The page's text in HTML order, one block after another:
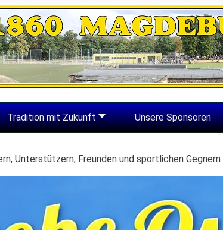
Tradition mit Zukunft Unsere Sponsoren
Unterstützern, Freunden und sportlichen